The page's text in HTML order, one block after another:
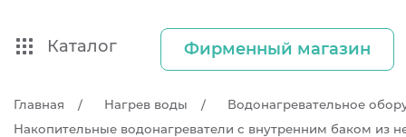
Каталог Фирменный магазин
Главная Нагрев воды
Водонагревательное
Накопительные водонагреватели с внутренним баком из